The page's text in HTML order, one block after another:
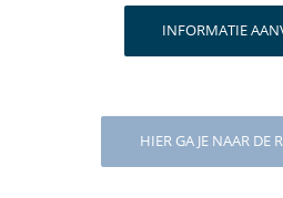
INFORMATIE
HIER GA JE NAAR DE